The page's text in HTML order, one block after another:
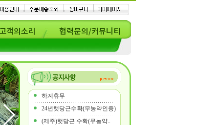
객의소리 협력문의/커뮤니티
하계휴무
24년햇당근수확(무농약인증)
(제주)햇당근 수확(무농약..